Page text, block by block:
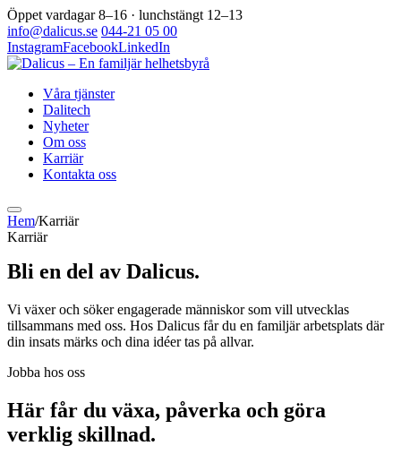
Öppet vardagar 8–16 · lunchstängt 12–13
info@dalicus.se 044-21 05 00
InstagramFacebookLinkedIn
Våra tjänster
Dalitech
Nyheter
Om oss
Karriär
Kontakta oss
Hem/Karriär
Karriär
Bli en del av Dalicus.
Vi växer och söker engagerade människor som vill utvecklas
tillsammans med oss. Hos Dalicus får du en familjär arbetsplats där
din insats märks och dina idéer tas på allvar.
Jobba hos oss
Här får du växa, påverka och göra
verklig skillnad.